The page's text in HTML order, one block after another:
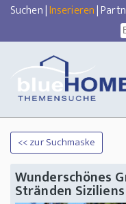
Suchen|Inserieren|
<< zur Suchmaske
Wunderschönes
Stränden Siziliens